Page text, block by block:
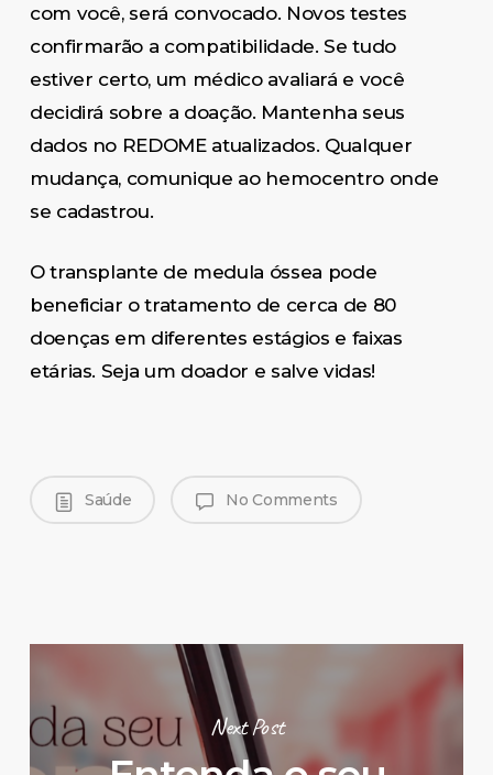
com você, será convocado. Novos testes
confirmarão a compatibilidade. Se tudo
estiver certo, um médico avaliará e você
decidirá sobre a doação. Mantenha seus
dados no REDOME atualizados. Qualquer
mudança, comunique ao hemocentro onde
se cadastrou.
O ​transplante de medula óssea pode
beneficiar o tratamento de cerca de 80
doenças em diferentes estágios e faixas
etárias. Seja um doador e salve vidas!
Saúde No Comments
Next Post